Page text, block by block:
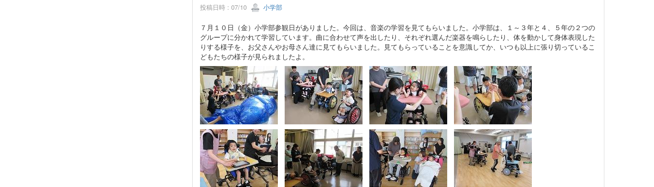
投稿日時 : 07/10 小学部
７月１０日（金）小学部参観日がありました。今回は、音楽の学習を見てもらいました。小学部は、１～３年と４、５年の２つの
グループに分かれて学習しています。曲に合わせて声を出したり、それぞれ選んだ楽器を鳴らしたり、体を動かして身体表現した
りする様子を、お父さんやお母さん達に見てもらいました。見てもらっていることを意識してか、いつも以上に張り切っているこ
どもたちの様子が見られましたよ。